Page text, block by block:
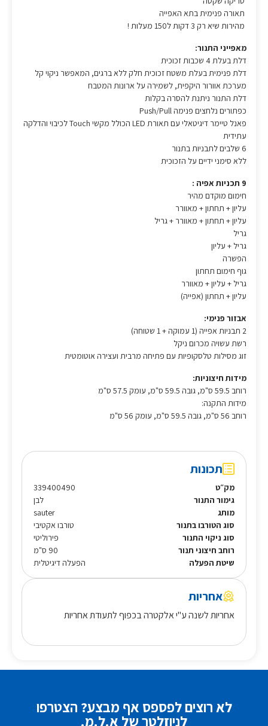
תאורה פנימית בתא האפייה
מהירות שיא רק 3 דקות ל150 מעלות !
מאפייני התנור:
דלת בעלת 4 שכבות זכוכית
דלת פנימית בעלת משטח זכוכית חלק ללא ברגים, המאפשר ניקוי קל
מערכת אוורור היקפית, לשמירה על ארונות המטבח
דלת התנור ניתנת להסרה בקלות
כפתורים נלחצים פנימה Push/Pull
פאנל טיימר דיגיטאלי עם תאורת LED הכולל מקשי Touch לכיבוי והדלקה
עתידית
6 שלבים לתבניות בתנור
ללא סימני ידיים על הזכוכית
9 תכניות אפיה :
חימום מוקדם מהיר
עליון + תחתון + מאוורר
עליון + תחתון + מאוורר + גריל
גריל
גריל + עליון
הפשרה
גוף חימום תחתון
גריל + עליון + מאוורר
עליון + תחתון (אפייה)
אבזור פנימי:
2 תבניות אפייה (1 עמוקה + 1 שטוחה)
רשת עשויה מכרום ניקל
זוג מסילות טלסקופיות עם פתיחה מרבית ועצירה אוטומטית
מידות חיצוניות:
רוחב 59.5 ס"מ, גובה 59.5 ס"מ, עומק 57.5 ס"מ
מידות התקנה:
רוחב 56 ס"מ, גובה 59.5 ס"מ, עומק 56 ס"מ
תכונות
מק״ט
339400490
גימור התנור
לבן
מותג
sauter
סוג הטורבו בתנור
טורבו אקטיבי
סוג ניקוי התנור
פירוליטי
רוחב חיצוני תנור
90 ס"מ
שיטת הפעלה
הפעלה דיגיטלית
אחריות
אחריות לשנה ע"י אלקטרה בכפוף לתעודת אחריות
לא רוצים לפספס אף מבצע? הצטרפו
לניוזלטר של א.ל.מ.